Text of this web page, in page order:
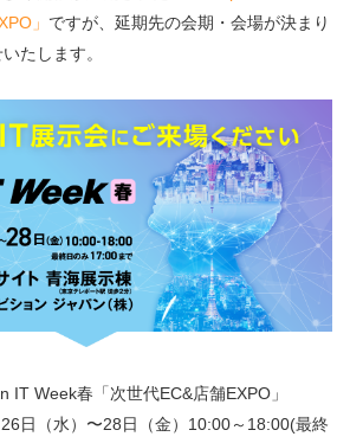
」 ですが、延期先の会期・会場が決まり
たします。
Week春「次世代EC&店舗EXPO」
日（水）〜28日（金）10:00～18:00(最終